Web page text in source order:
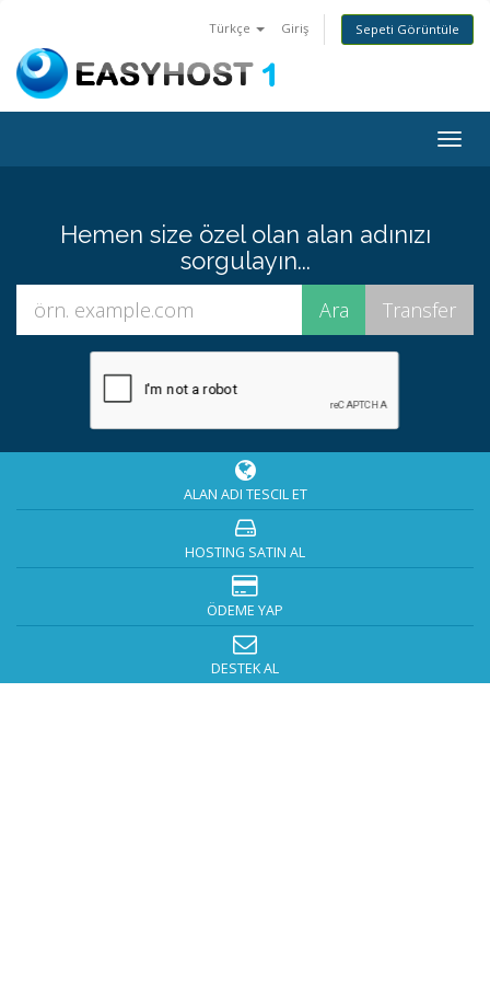
Türkçe Giriş Sepeti Görüntüle
Hemen size özel olan alan adınızı
sorgulayın...
ALAN ADI TESCIL ET
HOSTING SATIN AL
ÖDEME YAP
DESTEK AL